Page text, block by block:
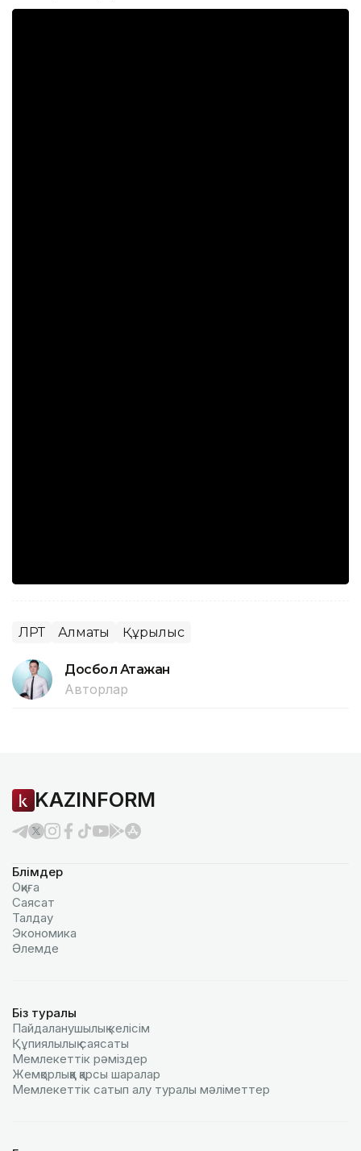
ЛРТ Алматы Құрылыс
Досбол Атажан
Авторлар
KAZINFORM
Бөлімдер
Оқиға
Саясат
Талдау
Экономика
Әлемде
Біз туралы
Пайдаланушылық келiciм
Құпиялылық саясаты
Мемлекеттік рәміздер
Жемқорлыққа қарсы шаралар
Мемлекеттік сатып алу туралы мәлiметтер